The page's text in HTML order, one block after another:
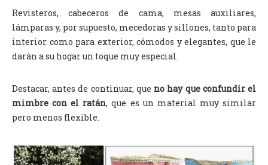
Revisteros, cabeceros de cama, mesas auxiliares,
lámparas y, por supuesto, mecedoras y sillones, tanto para
interior como para exterior, cómodos y elegantes, que le
darán a su hogar un toque muy especial.
Destacar, antes de continuar, que no hay que confundir el
mimbre con el ratán, que es un material muy similar
pero menos flexible.